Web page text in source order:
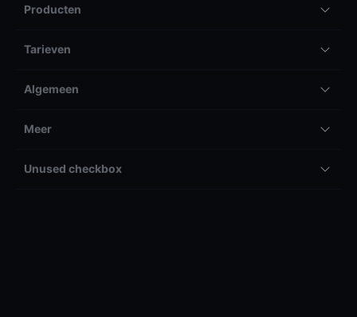
Producten
Tarieven
Algemeen
Meer
Unused checkbox